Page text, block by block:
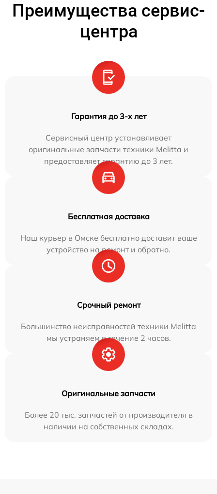
Преимущества сервис-
центра
Гарантия до 3-х лет
Сервисный центр устанавливает
оригинальные запчасти техники Melitta и
предоставляет гарантию до 3 лет.
Бесплатная доставка
Наш курьер в Омске бесплатно доставит ваше
устройство на ремонт и обратно.
Срочный ремонт
Большинство неисправностей техники Melitta
мы устраняем в течение 2 часов.
Оригинальные запчасти
Более 20 тыс. запчастей от производителя в
наличии на собственных складах.